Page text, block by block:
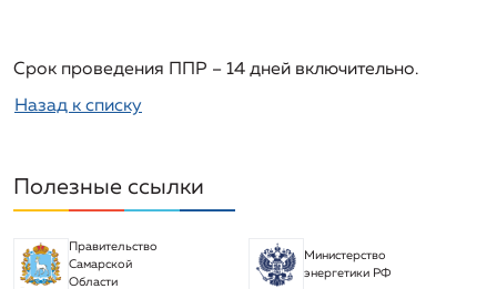
присоединением)
Срок проведения ППР – 14 дней включительно.
Назад к списку
Полезные ссылки
Правительство
Самарской
Области
Министерство
энергетики РФ